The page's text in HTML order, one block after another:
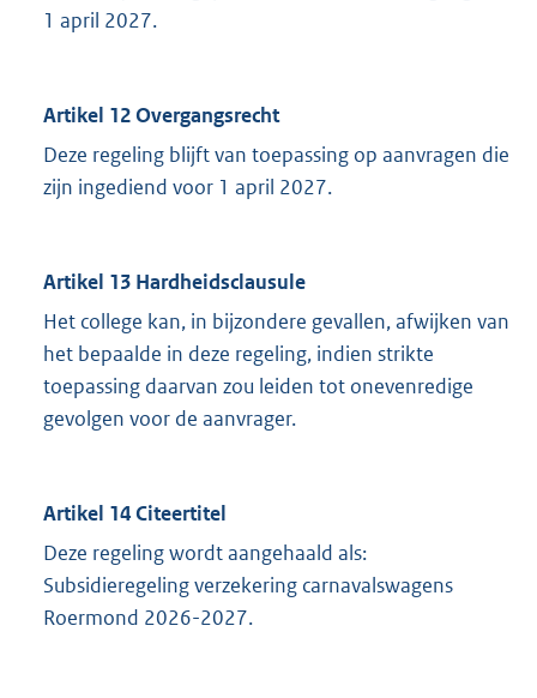
1 april 2027.
Artikel 12 Overgangsrecht
Deze regeling blijft van toepassing op aanvragen die
zijn ingediend voor 1 april 2027.
Artikel 13 Hardheidsclausule
Het college kan, in bijzondere gevallen, afwijken van
het bepaalde in deze regeling, indien strikte
toepassing daarvan zou leiden tot onevenredige
gevolgen voor de aanvrager.
Artikel 14 Citeertitel
Deze regeling wordt aangehaald als:
Subsidieregeling verzekering carnavalswagens
Roermond 2026-2027.